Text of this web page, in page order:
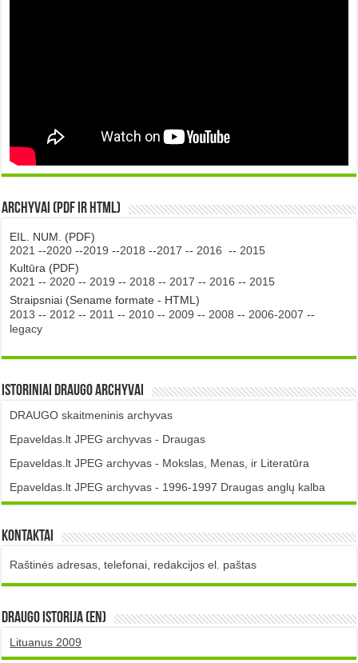
Archyvai (PDF ir HTML)
EIL. NUM. (PDF)
2021 --2020 --2019 --2018 --2017 --2016 --2015
Kultūra (PDF)
2021 --2020 --2019 --2018 --2017 --2016 --2015
Straipsniai (Sename formate - HTML)
2013 --2012 --2011 --2010 --2009 --2008 --2006-2007 --
legacy
Istoriniai DRAUGO Archyvai
DRAUGO skaitmeninis archyvas
Epaveldas.lt JPEG archyvas - Draugas
Epaveldas.lt JPEG archyvas - Mokslas, Menas, ir Literatūra
Epaveldas.lt JPEG archyvas - 1996-1997 Draugas anglų kalba
Kontaktai
Raštinės adresas, telefonai, redakcijos el. paštas
DRAUGO istorija (EN)
Lituanus 2009